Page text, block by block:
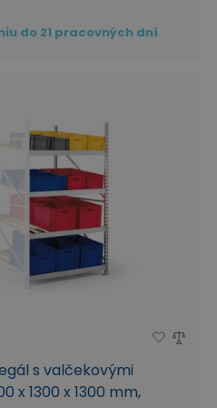
do 21 pracovných dní
s valčekovými
x 1300 x 1300 mm,